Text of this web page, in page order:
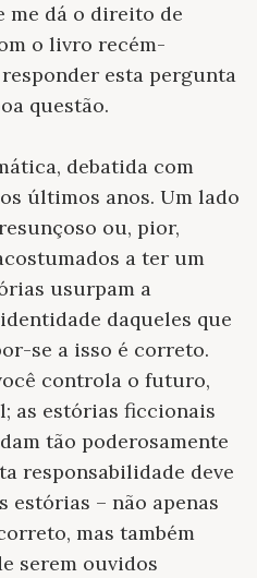
me dá o direito de
o livro recém-
esta pergunta
questão.
debatida com
últimos anos. Um lado
ou, pior,
a ter um
usurpam a
daqueles que
se a isso é correto.
controla o futuro,
as estórias ficcionais
tão poderosamente
responsabilidade deve
estórias – não apenas
mas também
serem ouvidos